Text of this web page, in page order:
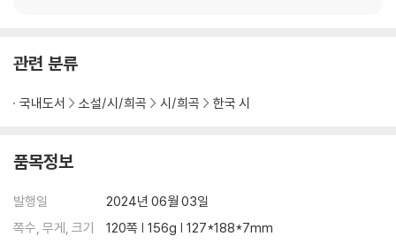
관련 분류
국내도서 소설/시/희곡 시/희곡 한국 시
품목정보
발행일
2024년 06월 03일
쪽수, 무게, 크기
120쪽 | 156g | 127*188*7mm